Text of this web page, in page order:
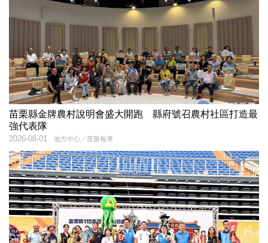
苗栗縣金牌農村說明會盛大開跑 縣府號召農村社區打造最
強代表隊
地方中心／苗栗報導
2026-08-01